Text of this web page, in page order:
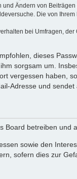
Ändern von
Die von
bei Umfragen,
dieses
sorgsam um.
vergessen haben,
Adresse und
betreiben und
sowie den
sofern dies zur